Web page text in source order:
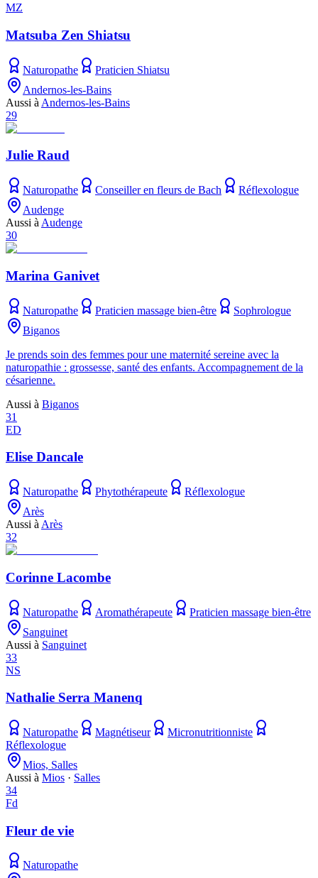
MZ
Matsuba Zen Shiatsu
Naturopathe
Praticien Shiatsu
Andernos-les-Bains
Aussi à Andernos-les-Bains
29
Julie Raud
Naturopathe Conseiller en fleurs de Bach
Réflexologue
Audenge
Aussi à Audenge
30
Marina Ganivet
Naturopathe Praticien massage bien-être
Sophrologue
Biganos
Je prends soin des femmes pour une maternité sereine avec la
naturopathie : grossesse, santé des enfants. Accompagnement de la
césarienne.
Aussi à Biganos
31
ED
Elise Dancale
Naturopathe Phytothérapeute
Réflexologue
Arès
Aussi à Arès
32
Corinne Lacombe
Naturopathe Aromathérapeute
Praticien massage bien-être
Sanguinet
Aussi à Sanguinet
33
NS
Nathalie Serra Manenq
Naturopathe Magnétiseur
Micronutritionniste
Réflexologue
Mios, Salles
Aussi à Mios · Salles
34
Fd
Fleur de vie
Naturopathe